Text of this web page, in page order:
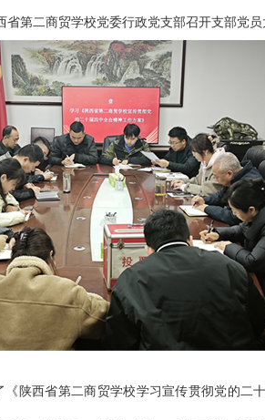
省第二商贸学校党委行政党支部召开支部党
《陕西省第二商贸学校学习宣传贯彻党的二